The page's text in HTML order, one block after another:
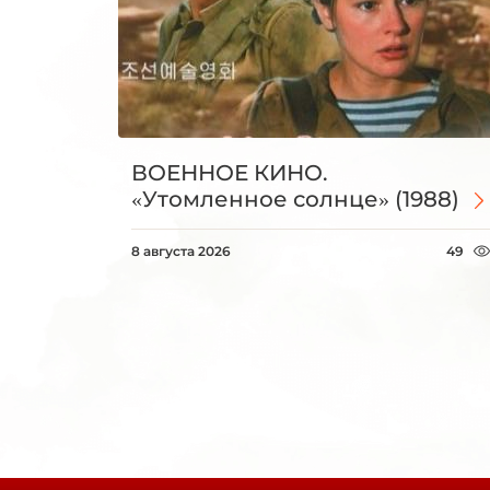
ВОЕННОЕ КИНО.
«Утомленное солнце» (1988)
8 августа 2026 49